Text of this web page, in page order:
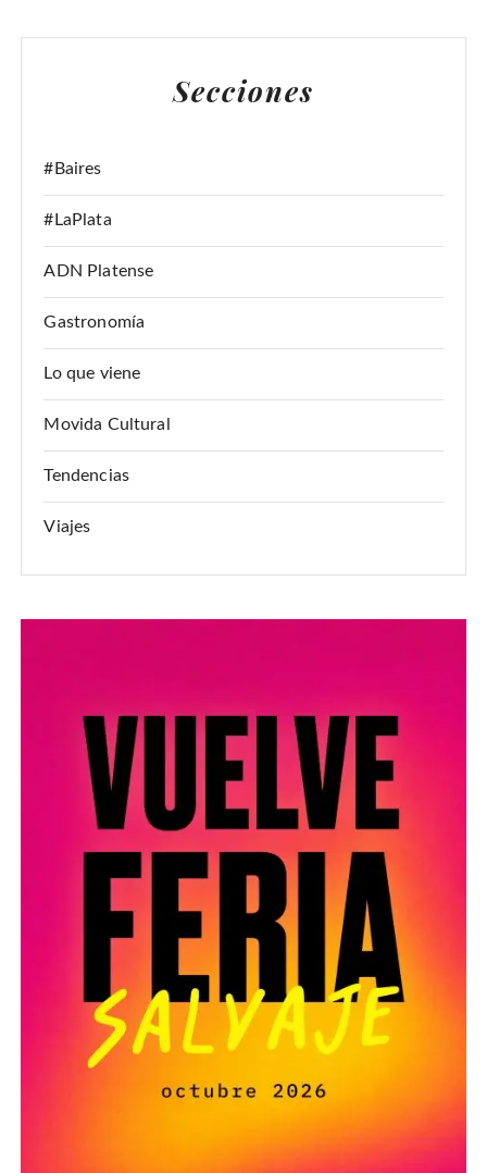
C
Secciones
#Baires
#LaPlata
ADN Platense
Gastronomía
Lo que viene
Movida Cultural
Tendencias
Viajes